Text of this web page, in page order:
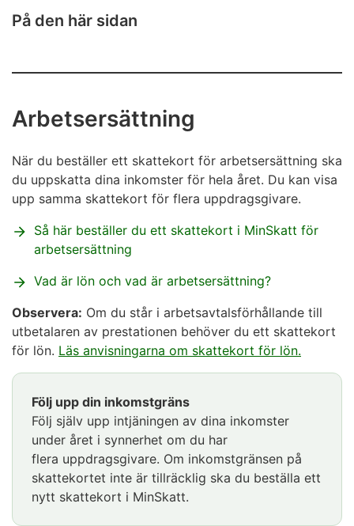
På den här sidan
Arbetsersättning
När du beställer ett skattekort för arbetsersättning ska
du uppskatta dina inkomster för hela året. Du kan visa
upp samma skattekort för flera uppdragsgivare.
Så här beställer du ett skattekort i MinSkatt för
arbetsersättning
Vad är lön och vad är arbetsersättning?
Observera: Om du står i arbetsavtalsförhållande till
utbetalaren av prestationen behöver du ett skattekort
för lön. Läs anvisningarna om skattekort för lön.
Följ upp din inkomstgräns
Följ själv upp intjäningen av dina inkomster
under året i synnerhet om du har
flera uppdragsgivare. Om inkomstgränsen på
skattekortet inte är tillräcklig ska du beställa ett
nytt skattekort i MinSkatt.